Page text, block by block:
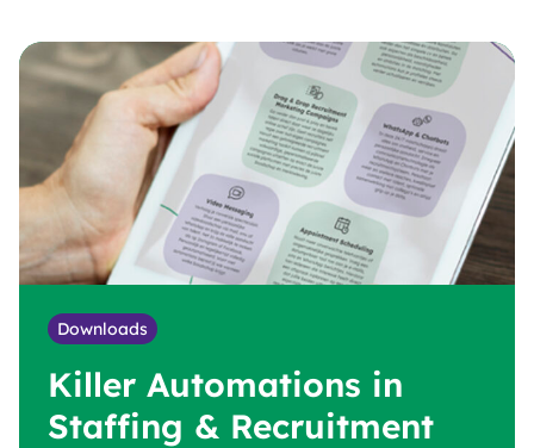
Downloads
Killer Automations in
Staffing & Recruitment